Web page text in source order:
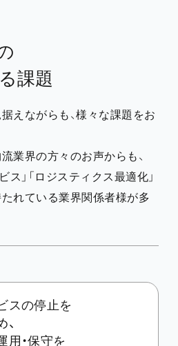
課題
えながらも、様々な課題をお
業界の方々のお声からも、
ス」「ロジスティクス最適化」
れている業界関係者様が多
スの停止を
用・保守を